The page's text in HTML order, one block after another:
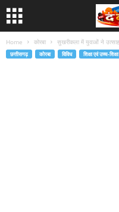
Home कोरबा सुखरीकला में युवाओं ने
छत्तीसगढ़ कोरबा विविध शिक्षा एवं उच्च-शिक्षा